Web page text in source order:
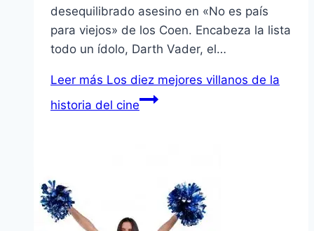
desequilibrado asesino en «No es paí­s
para viejos» de los Coen. Encabeza la lista
todo un í­dolo, Darth Vader, el…
Leer más Los diez mejores villanos de la
historia del cine